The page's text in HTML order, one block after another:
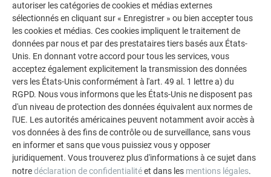
autoriser les catégories de cookies et médias externes
sélectionnés en cliquant sur « Enregistrer » ou bien accepter tous
les cookies et médias. Ces cookies impliquent le traitement de
données par nous et par des prestataires tiers basés aux États-
Unis. En donnant votre accord pour tous les services, vous
acceptez également explicitement la transmission des données
vers les États-Unis conformément à l'art. 49 al. 1 lettre a) du
RGPD. Nous vous informons que les États-Unis ne disposent pas
d'un niveau de protection des données équivalent aux normes de
l'UE. Les autorités américaines peuvent notamment avoir accès à
vos données à des fins de contrôle ou de surveillance, sans vous
en informer et sans que vous puissiez vous y opposer
juridiquement. Vous trouverez plus d'informations à ce sujet dans
notredéclaration de confidentialitéet dans les mentions légales.